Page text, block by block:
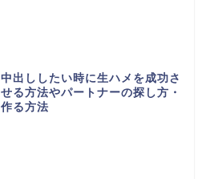
中出ししたい時に生ハメを成功さ
せる方法やパートナーの探し方・
作る方法